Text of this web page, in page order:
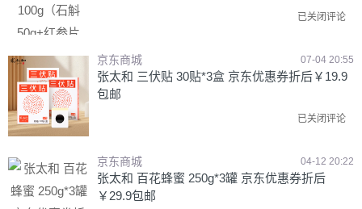
已关闭评论
京东商城 07-04 20:55
张太和 三伏贴 30贴*3盒 京东优惠券折后￥19.9
包邮
已关闭评论
京东商城 04-12 20:22
张太和 百花蜂蜜 250g*3罐 京东优惠券折后
￥29.9包邮